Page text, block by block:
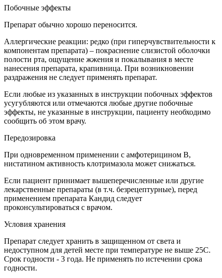
Побочные эффекты
Препарат обычно хорошо переносится.
Аллергические реакции: редко (при гиперчувствительности к
компонентам препарата) – покраснение слизистой оболочки
полости рта, ощущение жжения и покалывания в месте
нанесения препарата, крапивница. При возникновении
раздражения не следует применять препарат.
Если любые из указанных в инструкции побочных эффектов
усугубляются или отмечаются любые другие побочные
эффекты, не указанные в инструкции, пациенту необходимо
сообщить об этом врачу.
Передозировка
При одновременном применении с амфотерицином В,
нистатином активность клотримазола может снижаться.
Если пациент принимает вышеперечисленные или другие
лекарственные препараты (в т.ч. безрецептурные), перед
применением препарата Кандид следует
проконсультироваться с врачом.
Условия хранения
Препарат следует хранить в защищенном от света и
недоступном для детей месте при температуре не выше 25C.
Срок годности - 3 года. Не применять по истечении срока
годности.